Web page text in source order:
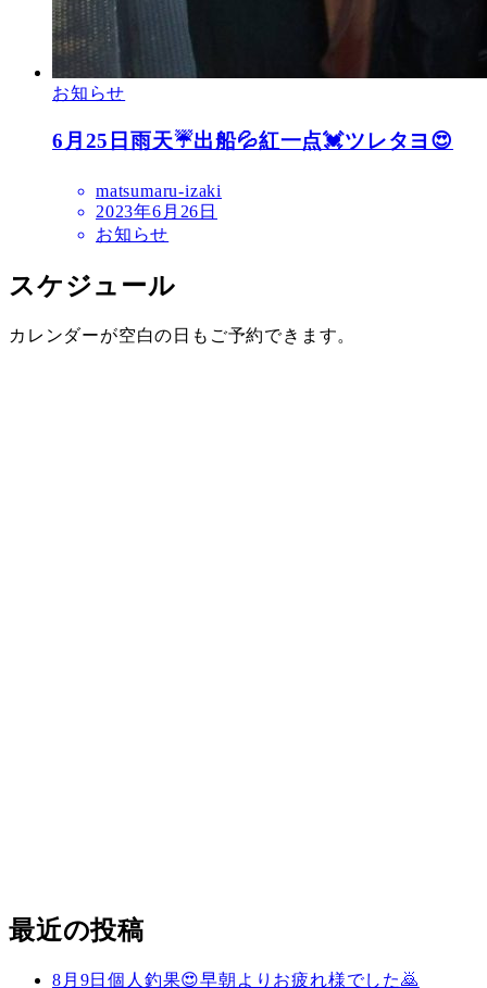
お知らせ
6月25日雨天☔出船💦紅一点💓ツレタヨ😍
matsumaru-izaki
2023年6月26日
お知らせ
スケジュール
カレンダーが空白の日もご予約できます。
最近の投稿
8月9日個人釣果😍早朝よりお疲れ様でした🙇